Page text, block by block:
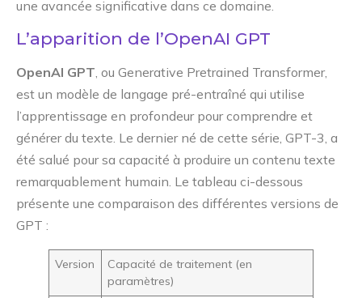
une avancée significative dans ce domaine.
L’apparition de l’OpenAI GPT
OpenAI GPT, ou Generative Pretrained Transformer,
est un modèle de langage pré-entraîné qui utilise
l’apprentissage en profondeur pour comprendre et
générer du texte. Le dernier né de cette série, GPT-3, a
été salué pour sa capacité à produire un contenu texte
remarquablement humain. Le tableau ci-dessous
présente une comparaison des différentes versions de
GPT :
Version
Capacité de traitement (en
paramètres)